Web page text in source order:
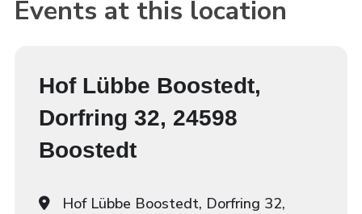
Events at this location
Hof Lübbe Boostedt,
Dorfring 32, 24598
Boostedt
Hof Lübbe Boostedt, Dorfring 32,